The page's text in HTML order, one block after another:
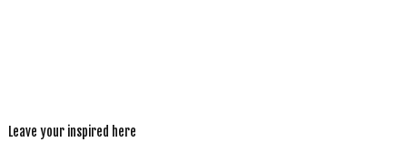
Leave your inspired here